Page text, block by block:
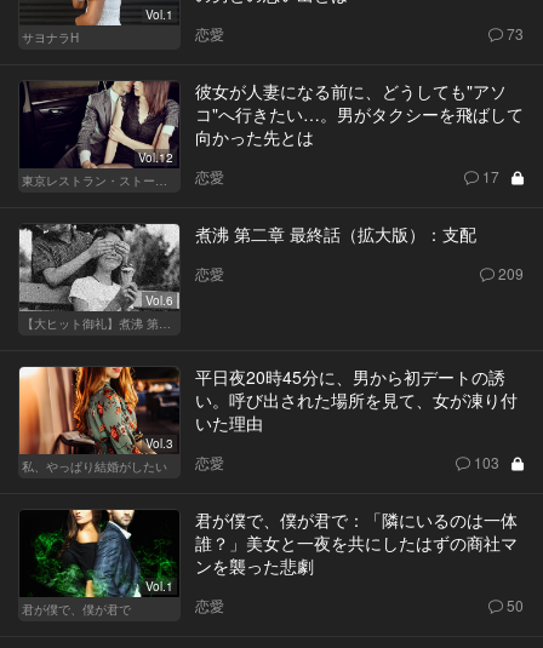
Vol.1
サヨナラH
恋愛 73
Vol.12
彼女が人妻になる前に、どうしても"アソ
コ"へ行きたい…。男がタクシーを飛ばして
向かった先とは
恋愛 17
Vol.6
煮沸 第二章 最終話（拡大版）：支配
恋愛 209
Vol.3
私、やっぱり結婚がしたい
平日夜20時45分に、男から初デートの誘
い。呼び出された場所を見て、女が凍り付
いた理由
恋愛 103
Vol.1
君が僕で、僕が君で
君が僕で、僕が君で：「隣にいるのは一体
誰？」美女と一夜を共にしたはずの商社マ
ンを襲った悲劇
恋愛 50